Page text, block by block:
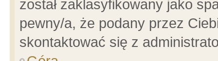
został zaklasyfikowany jako
pewny/a, że podany przez
skontaktować się z